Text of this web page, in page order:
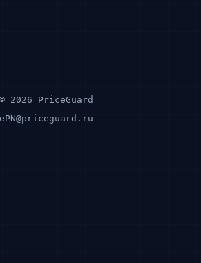
© 2026 PriceGuard
ePN@priceguard.ru